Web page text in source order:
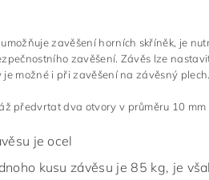
zavěšení horních skříněk, je
zavěšení. Závěs lze
je možné i při zavěšení na závěsný plech.
předvrtat dva otvory v průměru 10
je ocel
kusu závěsu je 85 kg, je